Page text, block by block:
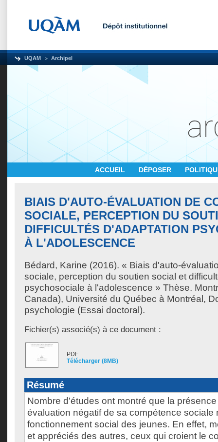
UQAM Archipel
ACCUEIL DÉPOSER
BIAIS D'AUTO-ÉVALUATION DE
SOCIALE, PERCEPTION DU
DIFFICULTÉS D'ADAPTATION
À L'ADOLESCENCE
Bédard, Karine (2016). « Biais d'auto-
sociale, perception du soutien social et
psychosociale à l'adolescence » Thèse.
Canada), Université du Québec à Montréal,
psychologie (Essai doctoral).
Fichier(s) associé(s) à ce document :
PDF
Télécharger (8MB)
Résumé
Nombre d'études ont montré que la
évaluation négatif de sa compétence sociale
fonctionnement social des jeunes. En effet,
et appréciés des autres, ceux qui croient le